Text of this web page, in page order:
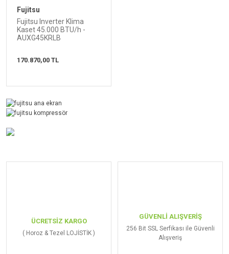
Fujitsu
Fujitsu Inverter Klima
Kaset 45.000 BTU/h -
AUXG45KRLB
170.870,00 TL
ÜCRETSİZ KARGO
( Horoz & Tezel LOJİSTİK )
GÜVENLİ ALIŞVERİŞ
256 Bit SSL Serfikası ile Güvenli
Alışveriş